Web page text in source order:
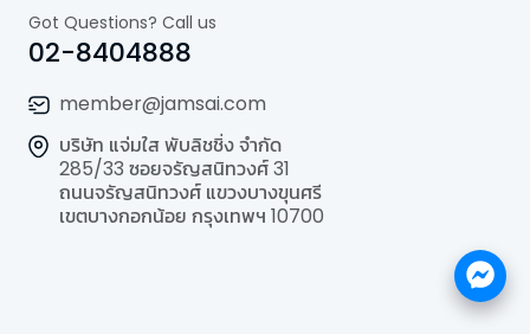
Got Questions? Call us
02-8404888
member@jamsai.com
บริษัท แจ่มใส พับลิชชิ่ง จำกัด
285/33 ซอยจรัญสนิทวงศ์ 31
ถนนจรัญสนิทวงศ์ แขวงบางขุนศรี
เขตบางกอกน้อย กรุงเทพฯ 10700